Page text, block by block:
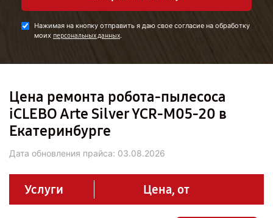
Нажимая на кнопку отправить я даю свое согласие на обработку
моих персональных данных.
Цена ремонта робота-пылесоса
iCLEBO Arte Silver YCR-M05-20 в
Екатеринбурге
Дата обновления прайса: 03.08.2026
Услуги Цена, от